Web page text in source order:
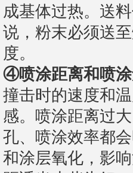
成基体过热。送
说，粉末必须送
度。
④喷涂距离和喷
撞击时的速度和
感。喷涂距离过
孔、喷涂效率都
和涂层氧化，影